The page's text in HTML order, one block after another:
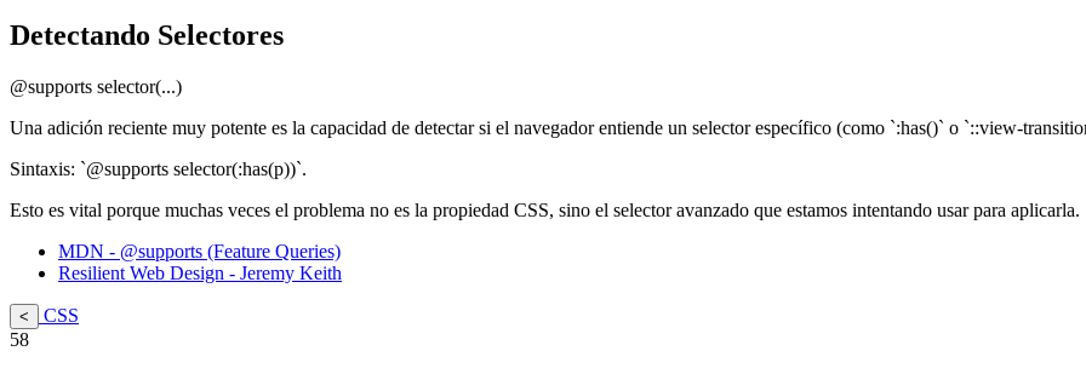
Detectando Selectores
@supports selector(...)
Una adición reciente muy potente es la capacidad de detectar si el navegador entiende un selector específico (como `:has()` o `::view-
Sintaxis: `@supports selector(:has(p))`.
Esto es vital porque muchas veces el problema no es la propiedad CSS, sino el selector avanzado que estamos intentando usar para aplicarla.
MDN - @supports (Feature Queries)
Resilient Web Design - Jeremy Keith
<
CSS
58